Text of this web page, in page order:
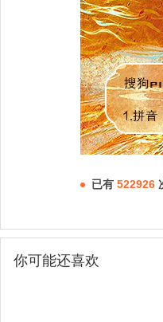
已有 522926
你可能还喜欢